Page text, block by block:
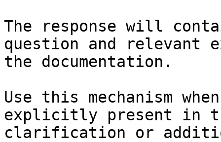
The response will
question and relevant
the documentation.
Use this mechanism
explicitly present in
clarification or